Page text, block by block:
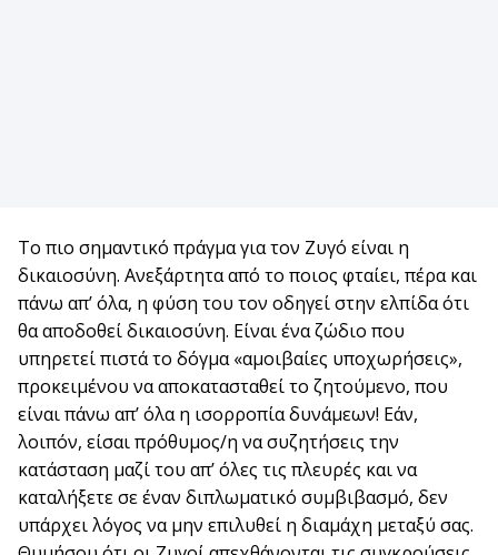
Το πιο σημαντικό πράγμα για τον Ζυγό είναι η
δικαιοσύνη. Ανεξάρτητα από το ποιος φταίει, πέρα και
πάνω απ’ όλα, η φύση του τον οδηγεί στην ελπίδα ότι
θα αποδοθεί δικαιοσύνη. Είναι ένα ζώδιο που
υπηρετεί πιστά το δόγμα «αμοιβαίες υποχωρήσεις»,
προκειμένου να αποκατασταθεί το ζητούμενο, που
είναι πάνω απ’ όλα η ισορροπία δυνάμεων! Εάν,
λοιπόν, είσαι πρόθυμος/η να συζητήσεις την
κατάσταση μαζί του απ’ όλες τις πλευρές και να
καταλήξετε σε έναν διπλωματικό συμβιβασμό, δεν
υπάρχει λόγος να μην επιλυθεί η διαμάχη μεταξύ σας.